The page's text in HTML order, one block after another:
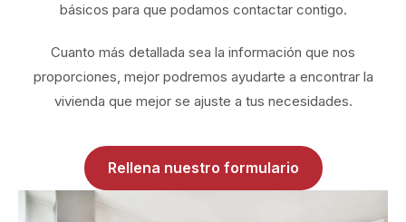
básicos para que podamos contactar contigo.
Cuanto más detallada sea la información que nos
proporciones, mejor podremos ayudarte a encontrar la
vivienda que mejor se ajuste a tus necesidades.
Rellena nuestro formulario